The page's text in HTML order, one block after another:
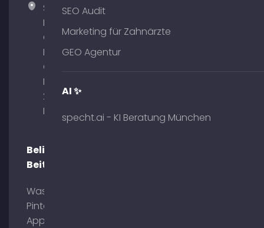
Specht
Marketing
GmbH –
Palais am
Obelisk
Briennerstr.
29 80333
München
Beliebte
Beiträge
Was ist
Pinterest
App?
SEO Audit
Marketing für Zahnärzte
GEO Agentur
AI ✨
specht.ai - KI Beratung München